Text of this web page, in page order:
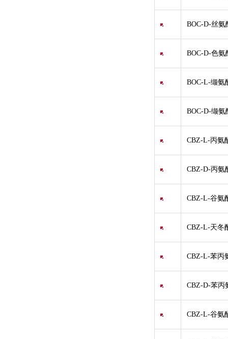
BOC-D-丝氨
BOC-D-色
BOC-L-缬氨
BOC-D-缬氨
CBZ-L-丙氨
CBZ-D-丙氨
CBZ-L-谷氨
CBZ-L-天冬
CBZ-L-苯丙
CBZ-D-苯丙
CBZ-L-谷氨